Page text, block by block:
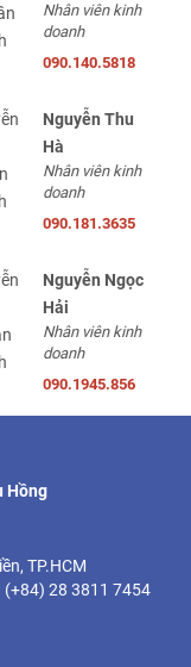
Nhân viên kinh
doanh
090.140.5818
Nguyễn Thu
Hà
Nhân viên kinh
doanh
090.181.3635
Nguyễn Ngọc
Hải
Nhân viên kinh
doanh
090.1945.856
Hồng
TP.HCM
(+84) 28 3811 7454